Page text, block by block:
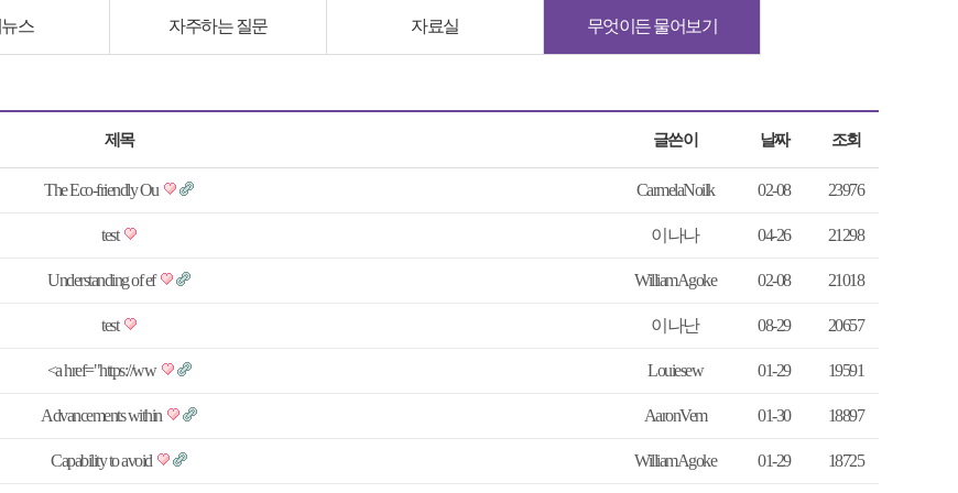
스 자주하는 질문 자료실 무엇이든 물어보기
제목 글쓴이 날짜 조회
The Eco-friendly Ou CarmelaNoilk 02-08 23976
test 이나나 04-26 21298
Understanding of ef WilliamAgoke 02-08 21018
test 이나난 08-29 20657
<a href="https://ww Louiesew 01-29 19591
Advancements within AaronVem 01-30 18897
Capability to avoid WilliamAgoke 01-29 18725